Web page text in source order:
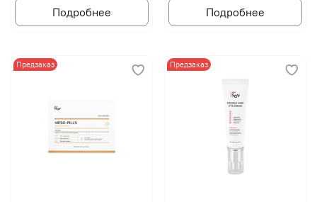
Подробнее Подробнее
Предзаказ Предзаказ